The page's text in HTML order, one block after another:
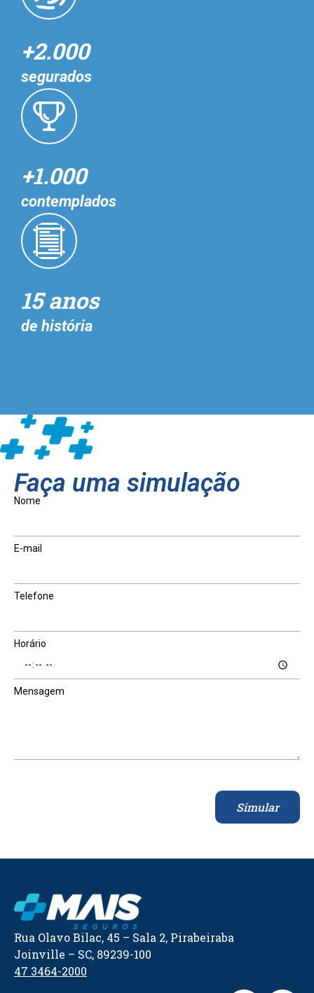
+2.000
segurados
+1.000
contemplados
15 anos
de história
Faça uma simulação
Nome
E-mail
Telefone
Horário
Mensagem
Simular
Rua Olavo Bilac, 45 – Sala 2, Pirabeiraba
Joinville – SC, 89239-100
47 3464-2000